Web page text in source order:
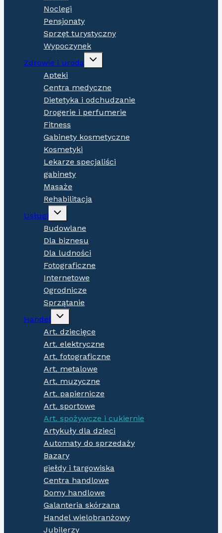
Noclegi
Pensjonaty
Sprzęt turystyczny
Wypoczynek
Zdrowie i uroda
Expand
Apteki
Centra medyczne
Dietetyka i odchudzanie
Drogerie i perfumerie
Fitness
Gabinety kosmetyczne
Kosmetyki
Lekarze specjaliści
gabinety
Masaże
Rehabilitacja
Usługi
Expand
menu
Budowlane
Dla biznesu
Dla ludności
Fotograficzne
Internetowe
Ogrodnicze
Sprzątanie
Handel
Expand
menu
Art. dziecięce
Art. elektryczne
Art. fotograficzne
Art. metalowe
Art. muzyczne
Art. papiernicze
Art. sportowe
Art. spożywcze i cukiernie
Artykuły dla dzieci
Automaty do sprzedaży
Bazary
giełdy i targowiska
Centra handlowe
Domy handlowe
Galanteria skórzana
Handel wielobranżowy
Jubilerzy